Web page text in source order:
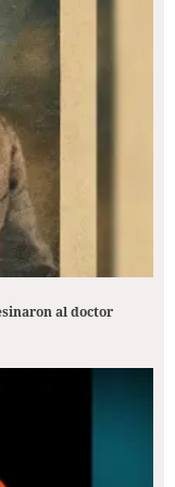
al doctor